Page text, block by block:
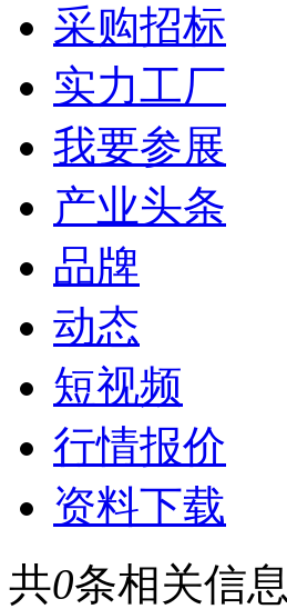
采购招标
实力工厂
我要参展
产业头条
品牌
动态
短视频
行情报价
资料下载
共0条相关信息